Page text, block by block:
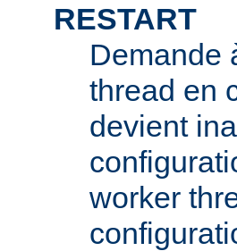
RESTART
Demande
thread en
devient
worker